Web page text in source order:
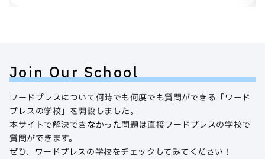
Join Our School
ワードプレスについて何時でも何度でも質問ができる「ワード
プレスの学校」を開設しました。
本サイトで解決できなかった問題は直接ワードプレスの学校で
質問ができます。
ぜひ、ワードプレスの学校をチェックしてみてください！